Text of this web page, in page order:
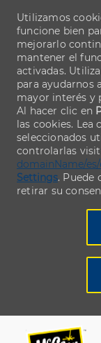
Utilizamos
funcione bien
mejorarlo
mantener el
activadas.
para ayudarnos
mayor interés y
Al hacer clic en
las cookies. Lea
seleccionados
controlarlas
domainName/
Settings. Puede
retirar su